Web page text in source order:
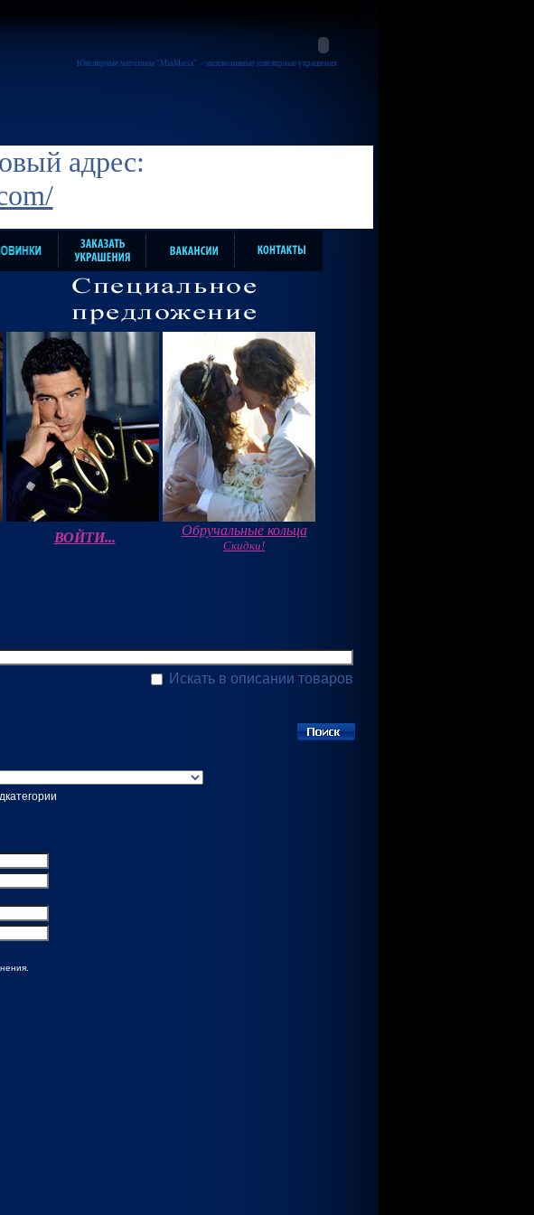
Ювелирные магазины "MiaMaria" - эксклюзивные ювелирные украшения
адрес:
ВОЙТИ... Обручальные кольца
Скидки!
Искать в описании товаров